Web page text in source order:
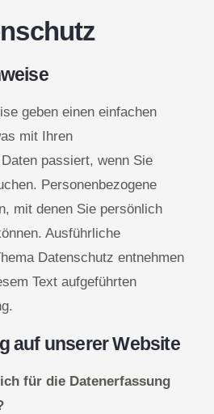
geben einen einfachen
mit Ihren
passiert, wenn Sie
Personenbezogene
mit denen Sie persönlich
Ausführliche
Datenschutz entnehmen
Text aufgeführten
auf unserer Website
für die Datenerfassung